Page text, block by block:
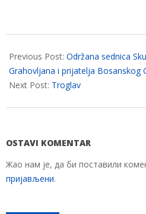
05-
16
Previous Post: Održana sednica
Grahovljana i prijatelja Bosanskog
Next Post: Troglav
OSTAVI KOMENTAR
Жао нам је, да би поставили
пријављени.